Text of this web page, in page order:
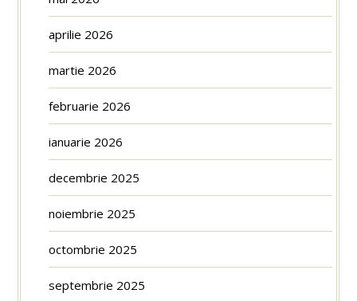
aprilie 2026
martie 2026
februarie 2026
ianuarie 2026
decembrie 2025
noiembrie 2025
octombrie 2025
septembrie 2025